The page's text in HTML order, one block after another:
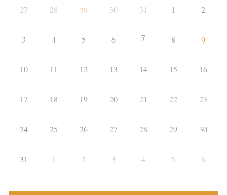
27 28 29 30 31 1 2
3 4 5 6 7 8 9
10 11 12 13 14 15 16
17 18 19 20 21 22 23
24 25 26 27 28 29 30
31 1 2 3 4 5 6